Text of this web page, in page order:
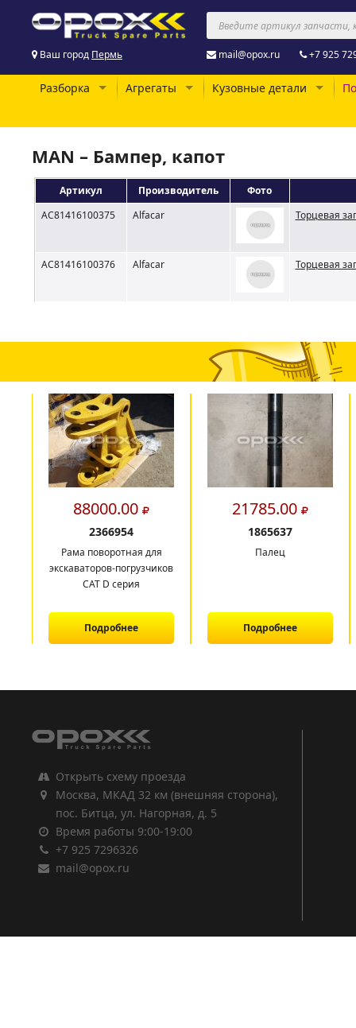
Ваш город Пермь mail@opox.ru +7 925
Разборка Агрегаты Кузовные детали
MAN – Бампер, капот
Артикул Производитель
Фото
AC81416100375
Alfacar Торцевая
AC81416100376 Alfacar Торцевая
88000.00
2366954
Рама поворотная для
экскаваторов-погрузчиков
CAT D серия
Подробнее
21785.00
1865637
Палец
Подробнее
Открыть схему проезда
Москва, МКАД 32 км (внешняя сторона),
пос. Битца, ул. Нагорная, д. 5
Время работы 9:00-19:00
+7 925 7296326
mail@opox.ru